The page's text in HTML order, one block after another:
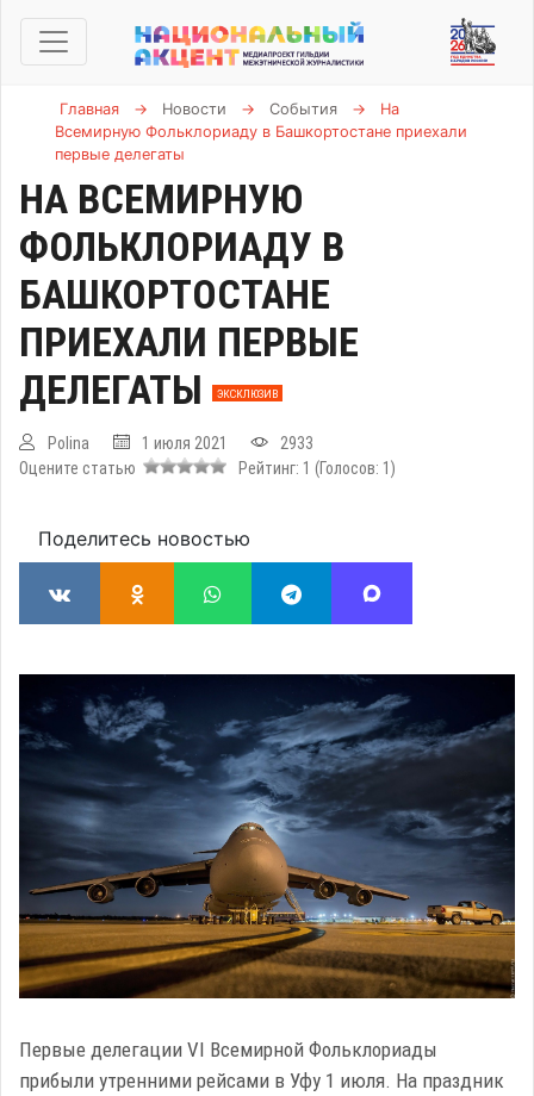
Главная → Новости → События →
На
Всемирную Фольклориаду в Башкортостане приехали
первые делегаты
НА ВСЕМИРНУЮ
ФОЛЬКЛОРИАДУ В
БАШКОРТОСТАНЕ
ПРИЕХАЛИ ПЕРВЫЕ
ДЕЛЕГАТЫ
ЭКСКЛЮЗИВ
Polina 1 июля 2021
2933
Оцените статью
Рейтинг: 1 (Голосов: 1 )
Поделитесь новостью
Первые делегации VI Всемирной Фольклориады
прибыли утренними рейсами в Уфу 1 июля. На праздник